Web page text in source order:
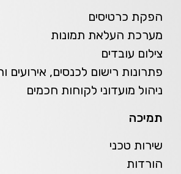
הפקת כרטיסים
מערכת העלאת תמונות
צילום עובדים
פתרונות רישום לכנסים, אירועים
ניהול מועדוני לקוחות חכמים
תמיכה
שירות טכני
הורדות